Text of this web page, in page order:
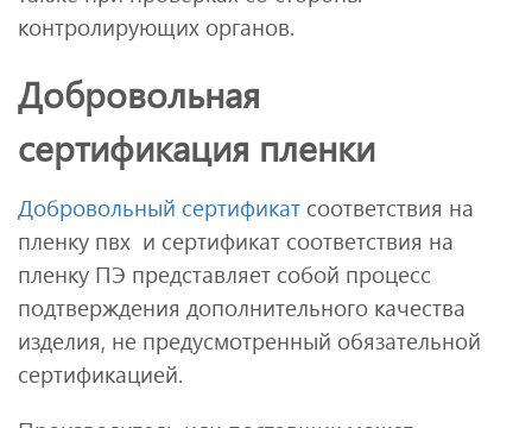
контролирующих органов.
Добровольная
сертификация пленки
Добровольный сертификат соответствия на
пленку пвх и сертификат соответствия на
пленку ПЭ представляет собой процесс
подтверждения дополнительного качества
изделия, не предусмотренный обязательной
сертификацией.